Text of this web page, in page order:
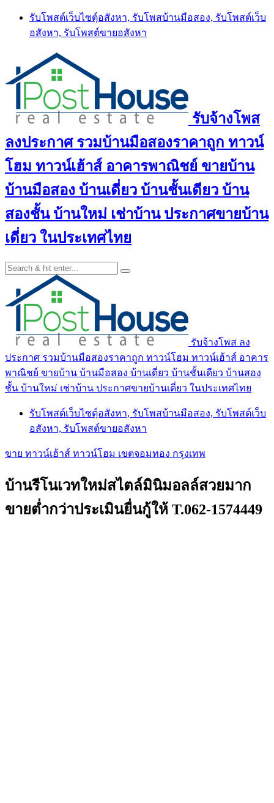
Skip
content
รับโพสต์เว็บไซตฺ์อสังหา, รับโพสบ้านมือสอง, รับโพสต์เว็บ
อสังหา, รับโพสต์ขายอสังหา
รับจ้างโพส
ลงประกาศ รวมบ้านมือสองราคาถูก ทาวน์
โฮม ทาวน์เฮ้าส์ อาคารพาณิชย์ ขายบ้าน
บ้านมือสอง บ้านเดี่ยว บ้านชั้นเดียว บ้าน
สองชั้น บ้านใหม่ เช่าบ้าน ประกาศขายบ้าน
เดี่ยว ในประเทศไทย
รับจ้างโพส ลง
ประกาศ รวมบ้านมือสองราคาถูก ทาวน์โฮม ทาวน์เฮ้าส์ อาคาร
พาณิชย์ ขายบ้าน บ้านมือสอง บ้านเดี่ยว บ้านชั้นเดียว บ้านสอง
ชั้น บ้านใหม่ เช่าบ้าน ประกาศขายบ้านเดี่ยว ในประเทศไทย
รับโพสต์เว็บไซตฺ์อสังหา, รับโพสบ้านมือสอง, รับโพสต์เว็บ
อสังหา, รับโพสต์ขายอสังหา
ขาย ทาวน์เฮ้าส์ ทาวน์โฮม เขตจอมทอง กรุงเทพ
บ้านรีโนเวทใหม่สไตล์มินิมอลล์สวยมาก
ขายต่ำกว่าประเมินยื่นกู้ให้ T.062-1574449